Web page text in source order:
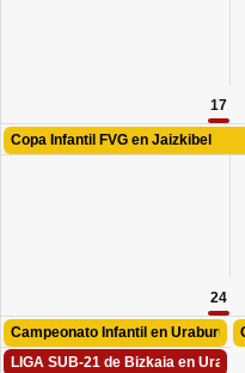
17
Copa Infantil FVG en Jaizkibel
24
Campeonato Infantil en Uraburu
LIGA SUB-21 de Bizkaia en Uraburu